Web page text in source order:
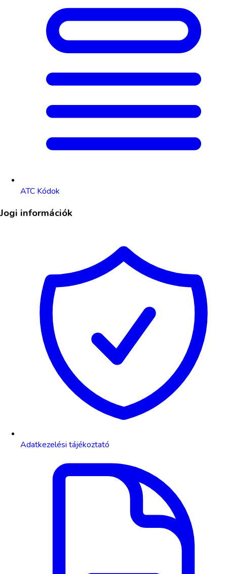
ATC Kódok
Jogi információk
Adatkezelési tájékoztató